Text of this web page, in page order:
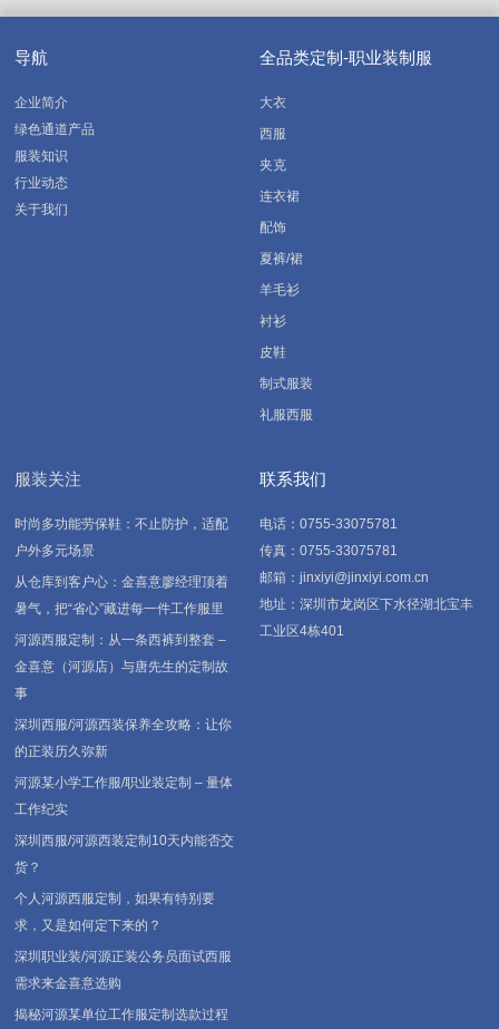
导航
企业简介
绿色通道产品
服装知识
行业动态
关于我们
全品类定制-职业装制服
大衣
西服
夹克
连衣裙
配饰
夏裤/裙
羊毛衫
衬衫
皮鞋
制式服装
礼服西服
服装关注
时尚多功能劳保鞋：不止防护，适配
户外多元场景
从仓库到客户心：金喜意廖经理顶着
暑气，把“省心”藏进每一件工作服里
河源西服定制：从一条西裤到整套 –
金喜意（河源店）与唐先生的定制故
事
深圳西服/河源西装保养全攻略：让你
的正装历久弥新
河源某小学工作服/职业装定制 – 量体
工作纪实
深圳西服/河源西装定制10天内能否交
货？
个人河源西服定制，如果有特别要
求，又是如何定下来的？
深圳职业装/河源正装公务员面试西服
需求来金喜意选购
揭秘河源某单位工作服定制选款过程
联系我们
电话：0755-33075781
传真：0755-33075781
邮箱：jinxiyi@jinxiyi.com.cn
地址：深圳市龙岗区下水径湖北宝丰
工业区4栋401